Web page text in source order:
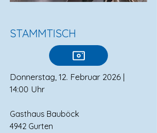
STAMMTISCH
Donnerstag, 12. Februar 2026 |
14:00 Uhr
Gasthaus Bauböck
4942 Gurten